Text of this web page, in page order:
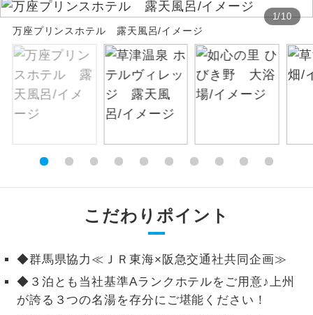
1/10
万座プリンスホテル 露天風呂/イメージ
こだわりポイント
◆群馬県協力≪ＪＲ東海×阪急交通社共同企画≫
◆３泊とも当社基準Aランクホテルをご用意♪上州
が誇る３つの名湯を存分にご堪能ください！
世界遺産
ユネスコに登録されている文化遺産や自
然遺産を訪ねるコースです。
絶景 絶景スポットに立ち寄るコースです。
温泉地にも宿泊するコースです。
ご宿泊ホテルに露天風呂が付いていま
す。
全てのお食事が付いていますので、お食
く）
お部屋食
お部屋にてゆっくりとお召し上がりいた
だけます。